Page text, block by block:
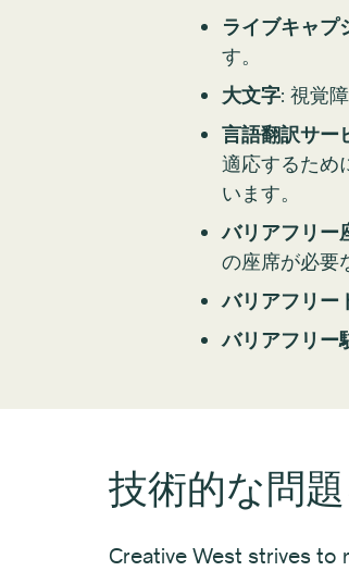
ライブキャプ
す。
大文字: 視覚
言語翻訳サー
適応するため
います。
バリアフリー
の座席が必要
バリアフリー
バリアフリー
技術的な問
Creative West strives to